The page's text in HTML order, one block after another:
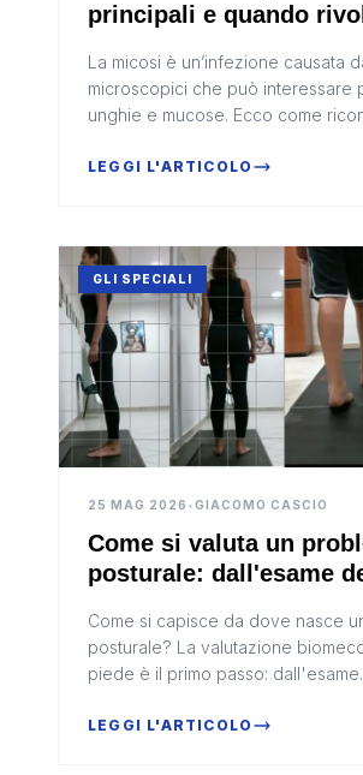
principali e quando
La micosi è un’infezione causata
microscopici che può interessare
unghie e mucose. Ecco come
è opportuno rivolgersi a un
LEGGI L'ARTICOLO
GLI SPECIALI
25 MAG 2026 •GIACOMO CASCIO
Come si valuta un
posturale: dall'esame
ortopedico giusto
Come si capisce da dove nasce
posturale? La valutazione
piede è il primo passo: dall'esame
ecco come il professionista
LEGGI L'ARTICOLO